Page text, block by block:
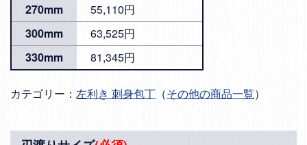
270mm
55,110円
300mm
63,525円
330mm
81,345円
カテゴリー： 左利き 刺身包丁 （その他の商品一覧）